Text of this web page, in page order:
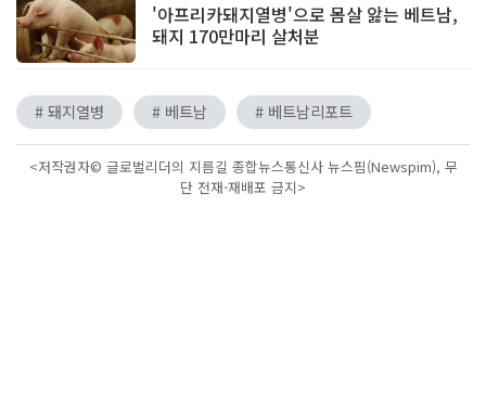
'아프리카돼지열병'으로 몸살 앓는 베트남,
돼지 170만마리 살처분
# 돼지열병 # 베트남 # 베트남리포트
<저작권자© 글로벌리더의 지름길 종합뉴스통신사 뉴스핌(Newspim), 무
단 전재-재배포 금지>